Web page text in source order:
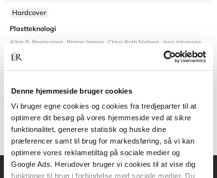
Denne hjemmeside bruger cookies
Vi bruger egne cookies og cookies fra tredjeparter til at
optimere dit besøg på vores hjemmeside ved at sikre
funktionalitet, generere statistik og huske dine
præferencer samt til brug for markedsføring, så vi kan
optimere vores reklametiltag på sociale medier og
Google Ads. Herudover bruger vi cookies til at vise dig
funktioner til brug i forbindelse med sociale medier. Du
Hardcover
Plastteknologi
Allan B. Rasmussen Bjarne Jensen Claus Roth Nielsen Jens Johansen
712,50 KR.